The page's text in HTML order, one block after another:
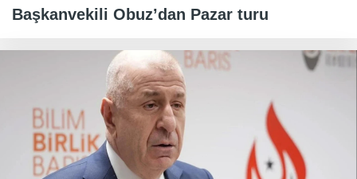
Başkanvekili Obuz’dan Pazar turu